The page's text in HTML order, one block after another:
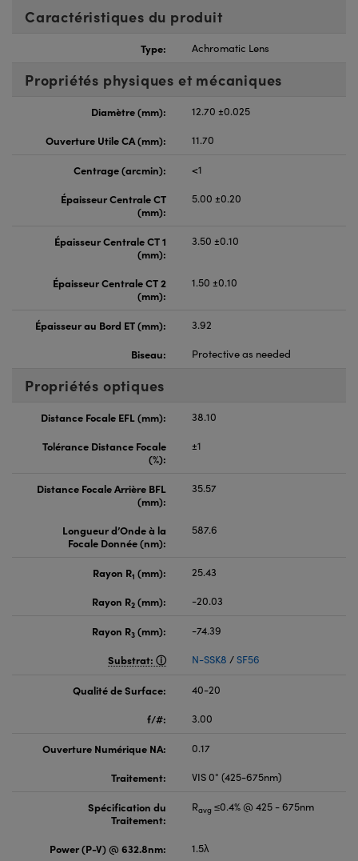
Caractéristiques du produit
Type: Achromatic Lens
Propriétés physiques et mécaniques
Diamètre (mm):
12.70 ±0.025
Ouverture Utile CA (mm):
11.70
Centrage (arcmin):
<1
Épaisseur Centrale CT
(mm):
5.00 ±0.20
Épaisseur Centrale CT 1
(mm):
3.50 ±0.10
Épaisseur Centrale CT 2
(mm):
1.50 ±0.10
Épaisseur au Bord ET (mm):
3.92
Biseau:
Protective as needed
Propriétés optiques
Distance Focale EFL (mm):
38.10
Tolérance Distance Focale
(%):
±1
Distance Focale Arrière BFL
(mm):
35.57
Longueur d’Onde à la
Focale Donnée (nm):
587.6
Rayon R1 (mm):
25.43
Rayon R2 (mm): -20.03
Rayon R3 (mm):
-74.39
Substrat:
N-SSK8 /SF56
Qualité de Surface:
40-20
f/#:
3.00
Ouverture Numérique NA:
0.17
Traitement:
VIS 0° (425-675nm)
Spécification du
Traitement:
Ravg ≤0.4% @ 425 - 675nm
Power (P-V) @ 632.8nm: 1.5λ